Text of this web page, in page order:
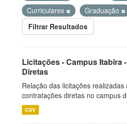
Curriculares
Graduação
Filtrar Resultados
Licitações - Campus Itabira
Diretas
Relação das licitações realizadas
contratações diretas no campus
CSV